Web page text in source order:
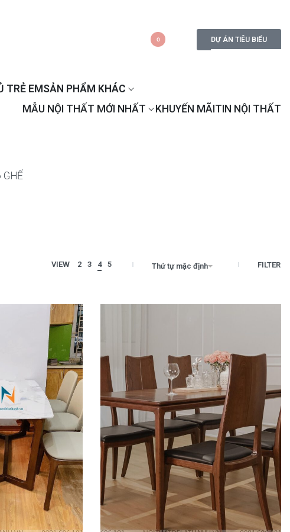
0 DỰ ÁN TIÊU BIỂU
TRẺ EM SẢN PHẨM KHÁC
MẪU NỘI THẤT MỚI NHẤT
KHUYẾN MÃI TIN NỘI THẤT
GHẾ
VIEW 2 3 4 5 Thứ tự mặc định FILTER